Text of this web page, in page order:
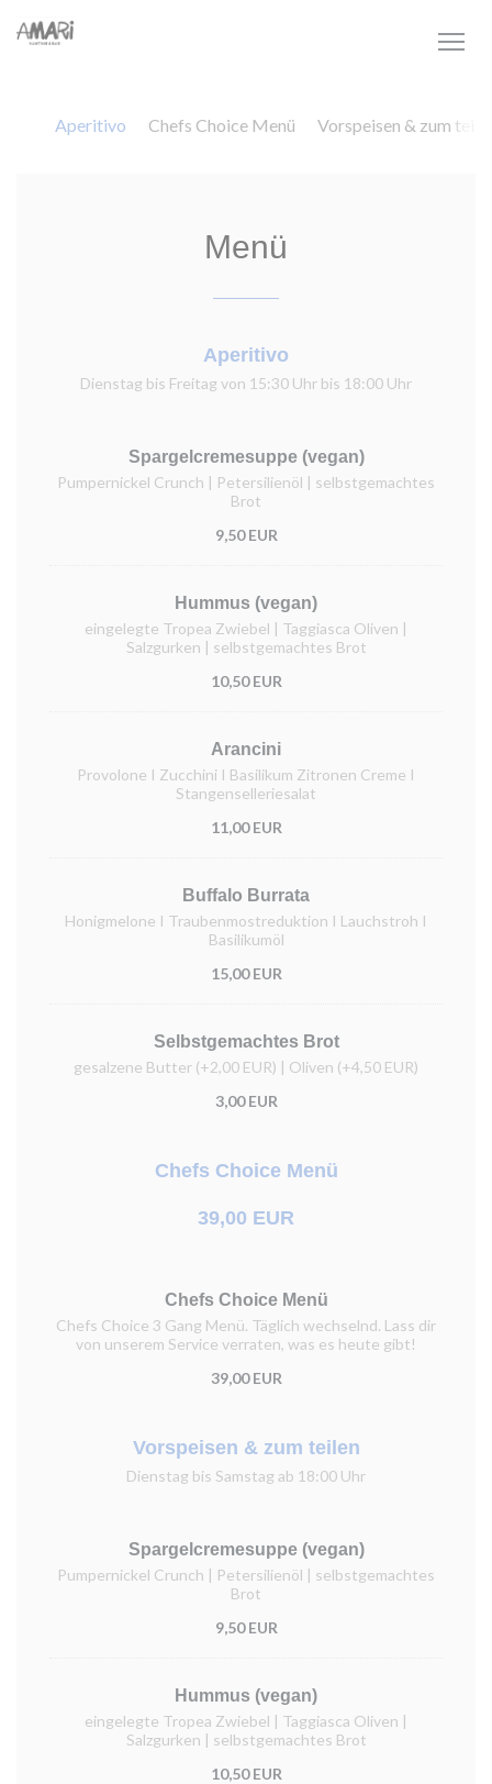
Aperitivo Chefs Choice Menü Vorspeisen & zum
Menü
Aperitivo
Dienstag bis Freitag von 15:30 Uhr bis 18:00 Uhr
Spargelcremesuppe (vegan)
Pumpernickel Crunch | Petersilienöl | selbstgemachtes
Brot
9,50 EUR
Hummus (vegan)
eingelegte Tropea Zwiebel | Taggiasca Oliven |
Salzgurken | selbstgemachtes Brot
10,50 EUR
Arancini
Provolone I Zucchini I Basilikum Zitronen Creme I
Stangenselleriesalat
11,00 EUR
Buffalo Burrata
Honigmelone I Traubenmostreduktion I Lauchstroh I
Basilikumöl
15,00 EUR
Selbstgemachtes Brot
gesalzene Butter (+2,00 EUR) | Oliven (+4,50 EUR)
3,00 EUR
Chefs Choice Menü
39,00 EUR
Chefs Choice Menü
Chefs Choice 3 Gang Menü. Täglich wechselnd. Lass dir
von unserem Service verraten, was es heute gibt!
39,00 EUR
Vorspeisen & zum teilen
Dienstag bis Samstag ab 18:00 Uhr
Spargelcremesuppe (vegan)
Pumpernickel Crunch | Petersilienöl | selbstgemachtes
Brot
9,50 EUR
Hummus (vegan)
eingelegte Tropea Zwiebel | Taggiasca Oliven |
Salzgurken | selbstgemachtes Brot
10,50 EUR